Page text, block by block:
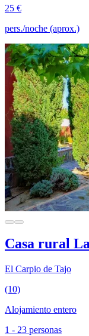
25 €
pers./noche (aprox.)
Casa rural
El Carpio de Tajo
(10)
Alojamiento entero
1 - 23 personas